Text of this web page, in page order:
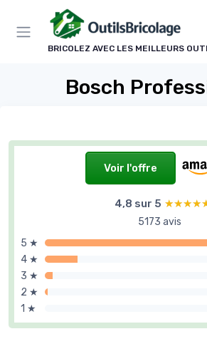
BRICOLEZ AVEC LES MEILLEURS
Bosch
Voir l'offre
4,8 sur 5
5173 avis
5 ★
4 ★
3 ★
2 ★
1 ★
Panneau de gestion des cookies